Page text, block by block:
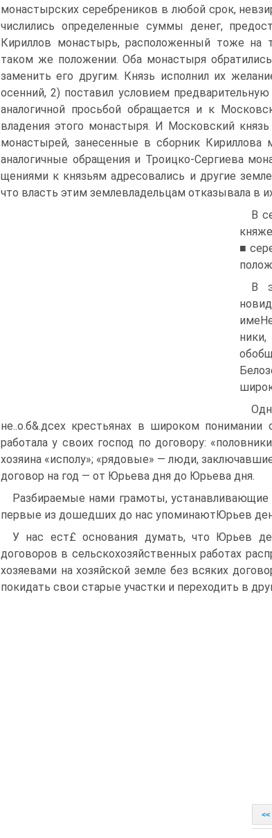
монастыр­ских серебреников в любой срок,
числились опре­деленные суммы денег,
Кириллов монастырь, распо­ложенный тоже на
таком же положении. Оба монастыря
заменить его другим. Князь исполнил их
осенний, 2) поставил условием
аналогич­ной просьбой обращается и к
владения этого мона­стыря. И Московский
монастырей, занесенные в сбор­ник
аналогичные обращения и Троицко-Сергиева
щениями к князьям адресовались и другие
что власть этим землевладельцам отказывала в
B
B
не..о.б&.дсех крестьянах в широком понимании
работала у своих господ по договору:
хозяина «исполу»; «рядовые» — люди,
договор на год — от Юрьева дня до Юрьева дня.
Разбираемые нами грамоты,
первые из дошедших до нас упоминаютЮрьев
У нас ест£ основания думать, что Юрьев
договоров в сельскохозяйственных работах
хозяевами на хозяй­ской земле без всяких
покидать свои старые участки и переходить в
<<